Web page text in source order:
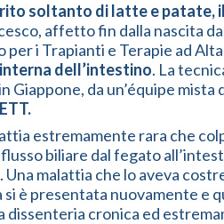
soltanto di latte e
affetto fin dalla nascita
i Trapianti e Terapie ad
dell’intestino. La
da un’équipe
estremamente rara che
biliare dal fegato
malattia che lo aveva
è presentata nuovamente e
dissenteria cronica ed